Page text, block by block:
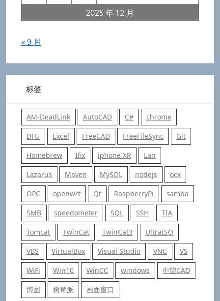
2025 年 12 月
« 9 月
标签
AM-DeadLink AutoCAD C# chrome
DFU Excel FreeCAD FreeFileSync Git
Homebrew Ifix iphone XR Lan
Lazarus Maven MySQL nodejs ocx
OPC openwrt Qt RaspberryPi samba
SMB speedometer SQL SSH TIA
Tomcat TwinCat TwinCat3 UltraISO
VBS VirtualBox Visual Studio VNC VS
WiFi Win10 WinCC windows 中望CAD
博图 树莓派 画面窗口